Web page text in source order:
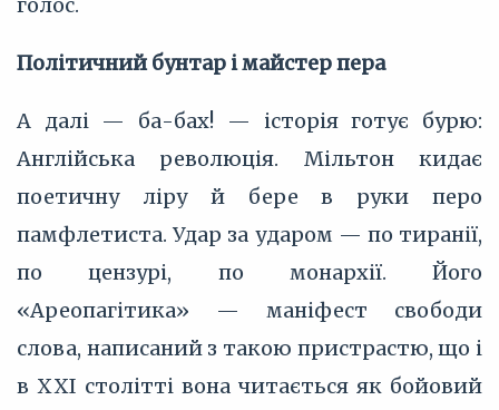
Політичний бунтар і майстер пера
А далі — ба-бах! — історія готує бурю:
Англійська революція. Мільтон кидає
поетичну ліру й бере в руки перо
памфлетиста. Удар за ударом — по тиранії,
по цензурі, по монархії. Його
«Ареопагітика» — маніфест свободи
слова, написаний з такою пристрастю, що і
в XXI столітті вона читається як бойовий